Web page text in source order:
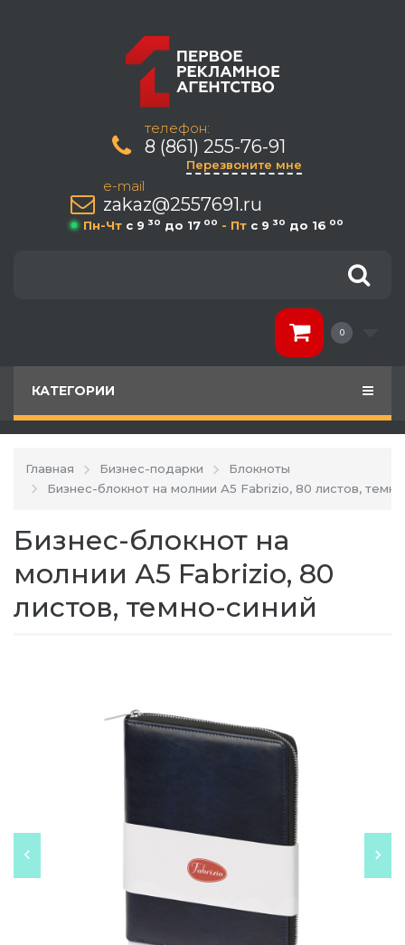
телефон:
8 (861) 255-76-91
Перезвоните мне
e-mail
zakaz@2557691.ru
Пн-Чт c 9 30 до 17 00 - Пт c 9 30 до 16 00
0
КАТЕГОРИИ
Главная Бизнес-подарки
Блокноты
Бизнес-блокнот на молнии А5 Fabrizio, 80 листов,
Бизнес-блокнот на
молнии А5 Fabrizio, 80
листов, темно-синий